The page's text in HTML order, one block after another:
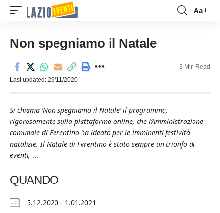
Font
Aa
Non spegniamo il Natale
Last updated: 29/11/2020
3 Min Read
Si chiama ‘Non spegniamo il Natale’ il programma,
rigorosamente sulla piattaforma online, che l’Amministrazione
comunale di Ferentino ha ideato per le imminenti festività
natalizie. Il Natale di Ferentino è stato sempre un trionfo di
eventi, ...
QUANDO
5.12.2020 - 1.01.2021